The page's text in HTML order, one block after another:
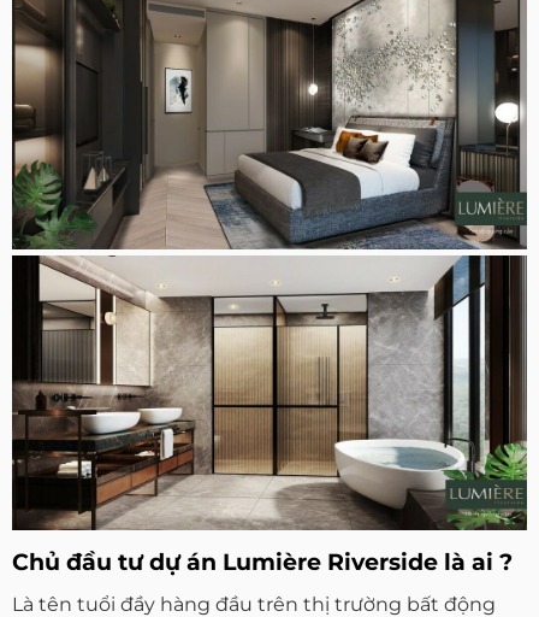
Chủ đầu tư dự án Lumière Riverside là ai ?
Là tên tuổi đầy hàng đầu trên thị trường bất động